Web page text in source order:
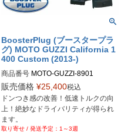
BoosterPlug (ブースタープラ
グ) MOTO GUZZI California 1
400 Custom (2013-)
商品番号 MOTO-GUZZI-8901
BSP-TYPE-Q
販売価格 ¥25,400税込
ドンつき感の改善！低速トルクの向
上！絶妙なドライバリティが得られ
ます。
1～3週